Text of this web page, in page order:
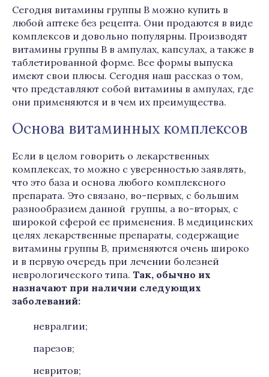
Сегодня витамины группы В можно купить в
любой аптеке без рецепта. Они продаются в виде
комплексов и довольно популярны. Производят
витамины группы B в ампулах, капсулах, а также в
таблетированной форме. Все формы выпуска
имеют свои плюсы. Сегодня наш рассказ о том,
что представляют собой витамины в ампулах, где
они применяются и в чем их преимущества.
Основа витаминных комплексов
Если в целом говорить о лекарственных
комплексах, то можно с уверенностью заявлять,
что это база и основа любого комплексного
препарата. Это связано, во-первых, с большим
разнообразием данной группы, а во-вторых, с
широкой сферой ее применения. В медицинских
целях лекарственные препараты, содержащие
витамины группы В, применяются очень широко
и в первую очередь при лечении болезней
неврологического типа. Так, обычно их
назначают при наличии следующих
заболеваний:
невралгии;
парезов;
невритов;